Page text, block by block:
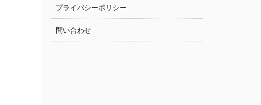
プライバシーポリシー
問い合わせ